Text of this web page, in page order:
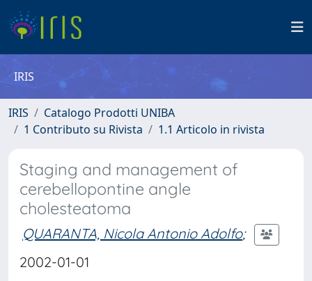
IRIS
IRIS
Catalogo Prodotti UNIBA
1 Contributo su Rivista
1.1 Articolo in rivista
Staging and management of
cerebellopontine angle
cholesteatoma
QUARANTA, Nicola Antonio Adolfo;
2002-01-01